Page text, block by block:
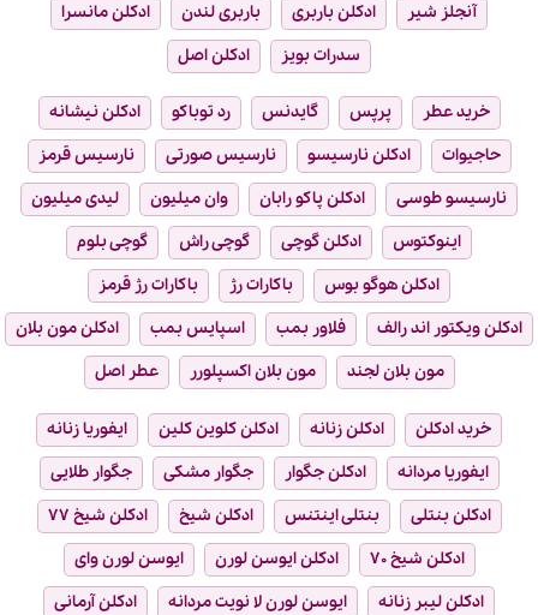
آنجلز شیر
ادکلن باربری باربری لندن
ادکلن مانسرا
سدرات بویز
ادکلن اصل
خرید عطر پرپس گایدنس رد توباکو
ادکلن نیشانه
حاجیوات
ادکلن نارسیسو نارسیس صورتی
نارسیس قرمز
نارسیسو طوسی
ادکلن پاکو رابان وان میلیون
لیدی میلیون
اینوکتوس
ادکلن گوچی گوچی راش
گوچی بلوم
ادکلن هوگو بوس
باکارات رژ
باکارات رژ قرمز
ادکلن ویکتور اند رالف
فلاور بمب اسپایس بمب
ادکلن مون بلان
مون بلان لجند
مون بلان اکسپلورر عطر اصل
خرید ادکلن ادکلن زنانه ادکلن کلوین کلین
ایفوریا زنانه
ایفوریا مردانه
ادکلن جگوار جگوار مشکی
جگوار طلایی
ادکلن بنتلی
بنتلی اینتنس ادکلن شیخ
ادکلن شیخ ۷۷
ادکلن شیخ ۷۰
ادکلن ایوسن لورن
ایوسن لورن وای
ادکلن لیبر زنانه
ایوسن لورن لا نویت مردانه
ادکلن آرمانی